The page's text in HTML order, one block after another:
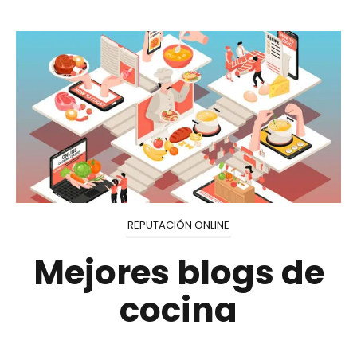
REPUTACIÓN ONLINE
Mejores blogs de
cocina